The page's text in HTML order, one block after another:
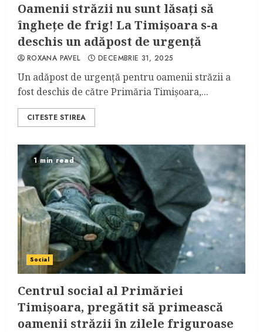
Oamenii străzii nu sunt lăsați să
înghețe de frig! La Timișoara s-a
deschis un adăpost de urgență
ROXANA PAVEL DECEMBRIE 31, 2025
Un adăpost de urgență pentru oamenii străzii a
fost deschis de către Primăria Timișoara,...
CITESTE STIREA
1 min read
Social
Centrul social al Primăriei
Timișoara, pregătit să primească
oamenii străzii în zilele friguroase